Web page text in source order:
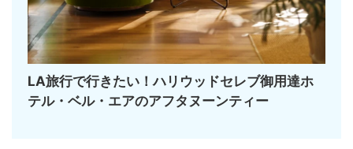
LA旅行で行きたい！ハリウッドセレブ御用達ホ
テル・ベル・エアのアフタヌーンティー